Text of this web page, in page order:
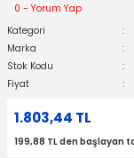
0 - Yorum Yap
Kategori
Marka
Stok Kodu
Fiyat
1.803,44 TL
199,88 TL den başlayan